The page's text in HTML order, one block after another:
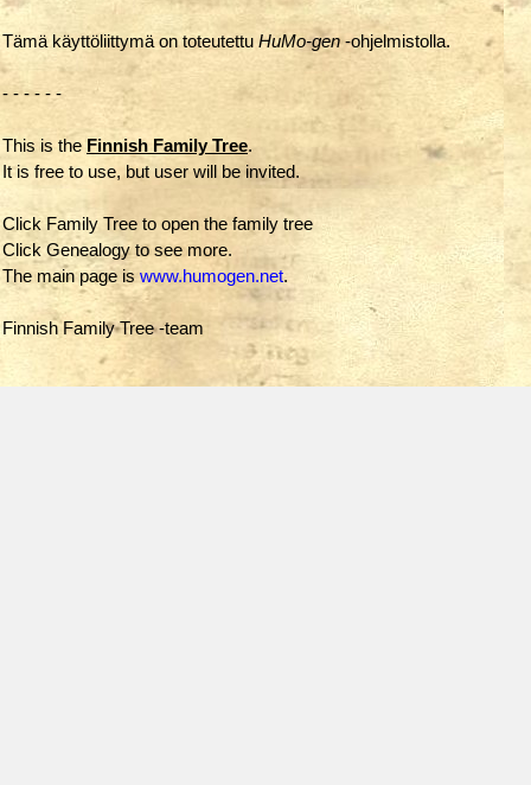
Tämä käyttöliittymä on toteutettu HuMo-gen-ohjelmistolla.
- - - - - -
This is the Finnish Family Tree.
It is free to use, but user will be invited.
Click Family Tree to open the family tree
Click Genealogy to see more.
The main page is www.humogen.net.
Finnish Family Tree -team